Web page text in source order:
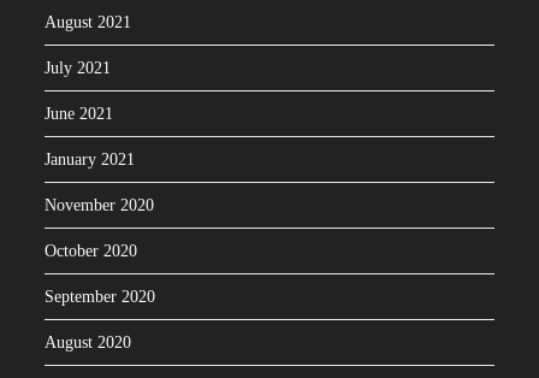
August 2021
July 2021
June 2021
January 2021
November 2020
October 2020
September 2020
August 2020